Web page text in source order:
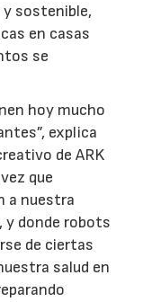
y sostenible,
en casas
se
hoy mucho
explica
de ARK
que
a nuestra
y donde robots
de ciertas
salud en